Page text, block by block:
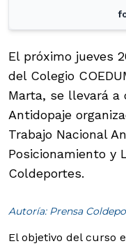
El próximo jueves
del Colegio
Marta, se llevará a
Antidopaje
Trabajo Nacional
Posicionamiento y
Coldeportes.
Autoría: Prensa
El objetivo del curso